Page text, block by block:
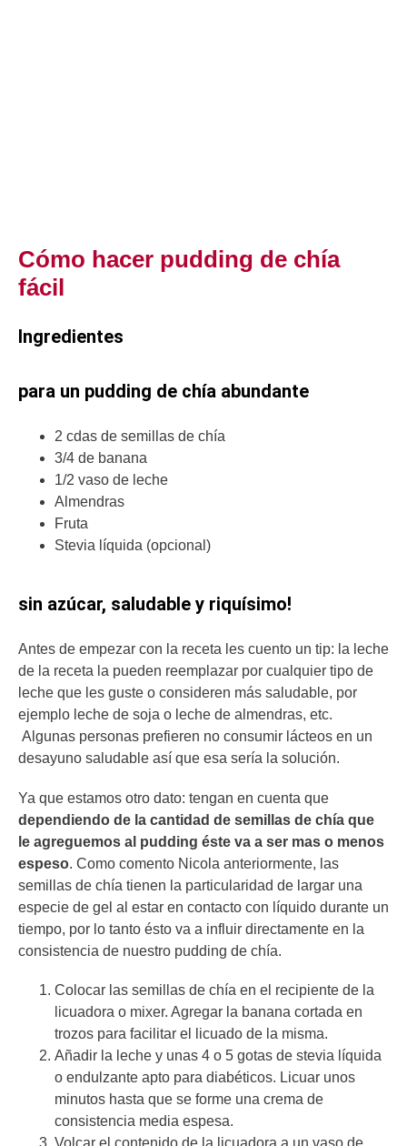
Cómo hacer pudding de chía
fácil
Ingredientes
para un pudding de chía abundante
2 cdas de semillas de chía
3/4 de banana
1/2 vaso de leche
Almendras
Fruta
Stevia líquida (opcional)
sin azúcar, saludable y riquísimo!
Antes de empezar con la receta les cuento un tip: la leche
de la receta la pueden reemplazar por cualquier tipo de
leche que les guste o consideren más saludable, por
ejemplo leche de soja o leche de almendras, etc.
Algunas personas prefieren no consumir lácteos en un
desayuno saludable así que esa sería la solución.
Ya que estamos otro dato: tengan en cuenta que
dependiendo de la cantidad de semillas de chía que
le agreguemos al pudding éste va a ser mas o menos
espeso. Como comento Nicola anteriormente, las
semillas de chía tienen la particularidad de largar una
especie de gel al estar en contacto con líquido durante un
tiempo, por lo tanto ésto va a influir directamente en la
consistencia de nuestro pudding de chía.
Colocar las semillas de chía en el recipiente de la
licuadora o mixer. Agregar la banana cortada en
trozos para facilitar el licuado de la misma.
Añadir la leche y unas 4 o 5 gotas de stevia líquida
o endulzante apto para diabéticos. Licuar unos
minutos hasta que se forme una crema de
consistencia media espesa.
Volcar el contenido de la licuadora a un vaso de